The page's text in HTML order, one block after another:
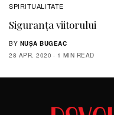
SPIRITUALITATE
Siguranța viitorului
BY NUȘA BUGEAC
28 APR. 2020
1 MIN READ